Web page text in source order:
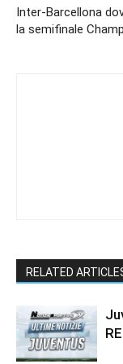
Inter-Barcellona
la semifinale
RELATED